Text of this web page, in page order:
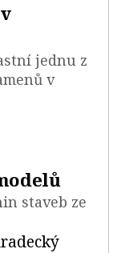
jednu z
v
staveb ze